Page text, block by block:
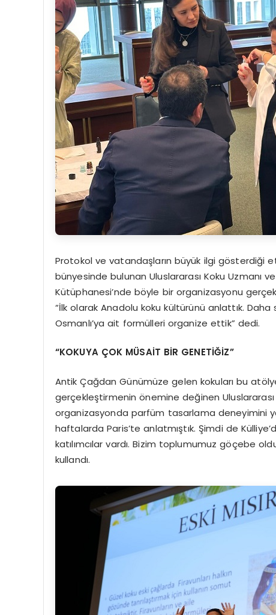
Protokol ve vatandaşların büyük ilgi gösterdiği
bünyesinde bulunan Uluslararası Koku Uzmanı
Kütüphanesi’nde böyle bir organizasyonu
“İlk olarak Anadolu koku kültürünü anlattık.
Osmanlı’ya ait formülleri organize ettik” dedi.
“KOKUYA ÇOK MÜSAİT BİR GENETİĞİZ”
Antik Çağdan Günümüze gelen kokuları bu
gerçekleştirmenin önemine değinen Uluslararası
organizasyonda parfüm tasarlama deneyimini
haftalarda Paris’te anlatmıştık. Şimdi de
katılımcılar vardı. Bizim toplumumuz göçebe
kullandı.